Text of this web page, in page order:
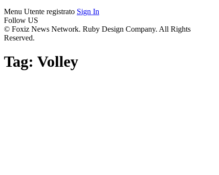
Menu Utente registrato Sign In
Follow US
© Foxiz News Network. Ruby Design Company. All Rights
Reserved.
Tag: Volley